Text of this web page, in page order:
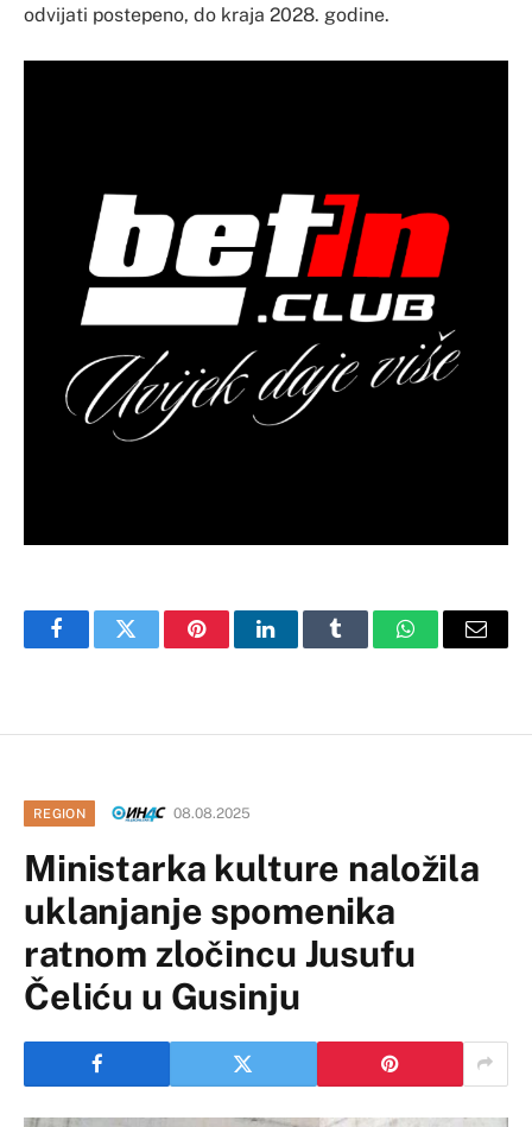
odvijati postepeno, do kraja 2028. godine.
FacebookTwitter PinterestLinkedInTumblr WhatsAppEmail
REGION 08.08.2025
Ministarka kulture naložila
uklanjanje spomenika
ratnom zločincu Jusufu
Čeliću u Gusinju